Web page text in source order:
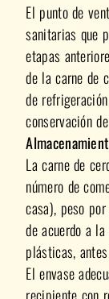
El punto de
sanitarias que
etapas
de la carne de
de
conservación
La carne de
número de
casa), peso
de acuerdo a
plásticas,
El envase